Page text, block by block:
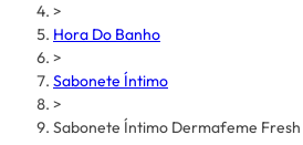
>
Hora Do Banho
>
Sabonete Íntimo
>
Sabonete Íntimo Dermafeme